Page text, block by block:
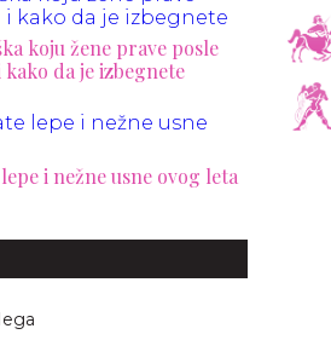
koju žene prave posle
da je izbegnete
i nežne usne ovog leta